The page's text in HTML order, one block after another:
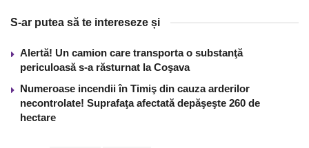
S-ar putea să te intereseze și
Alertă! Un camion care transporta o substanţă
periculoasă s-a răsturnat la Coşava
Numeroase incendii în Timiş din cauza arderilor
necontrolate! Suprafaţa afectată depăşeşte 260 de
hectare